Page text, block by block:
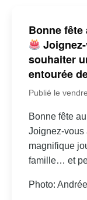
Bonne
souhaiter
entourée
Publié le
Bonne fête
Joignez-vous
magnifique
famille… et
Photo: